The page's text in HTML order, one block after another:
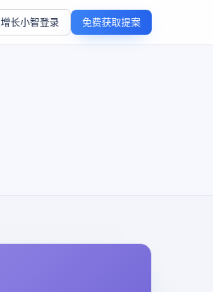
增长小智登录 免费获取提案